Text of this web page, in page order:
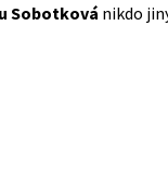
Sobotková nikdo